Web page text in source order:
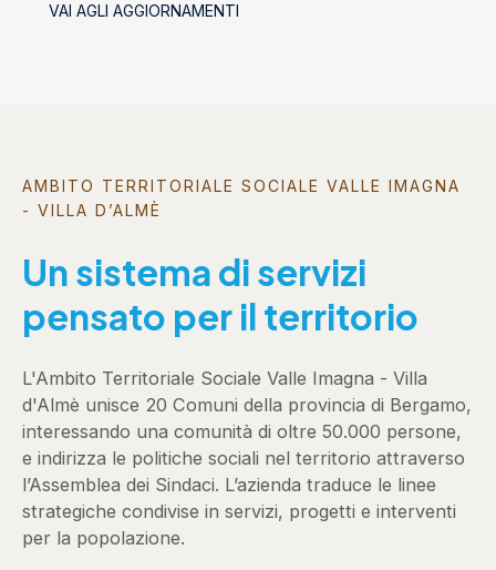
socializzanti (Centri estivi)
VAI AGLI AGGIORNAMENTI
AMBITO TERRITORIALE SOCIALE VALLE IMAGNA
- VILLA D’ALMÈ
Un sistema di servizi
pensato per il territorio
L'Ambito Territoriale Sociale Valle Imagna - Villa
d'Almè unisce 20 Comuni della provincia di Bergamo,
interessando una comunità di oltre 50.000 persone,
e indirizza le politiche sociali nel territorio attraverso
l’Assemblea dei Sindaci. L’azienda traduce le linee
strategiche condivise in servizi, progetti e interventi
per la popolazione.